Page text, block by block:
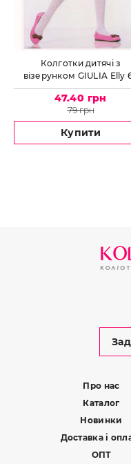
Колготки дитячі з
візерунком GIULIA Elly
model 3
47.40 грн
79 грн
Купити
Про нас
Каталог
Новинки
Доставка і
ОПТ